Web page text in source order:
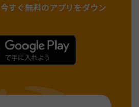
今すぐ無料のアプリをダウン